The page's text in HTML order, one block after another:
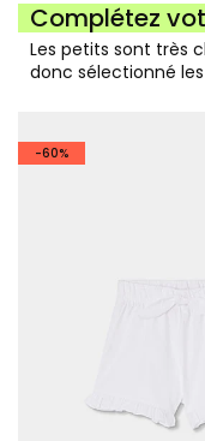
Complétez
Les petits sont très
donc sélectionné
-60%